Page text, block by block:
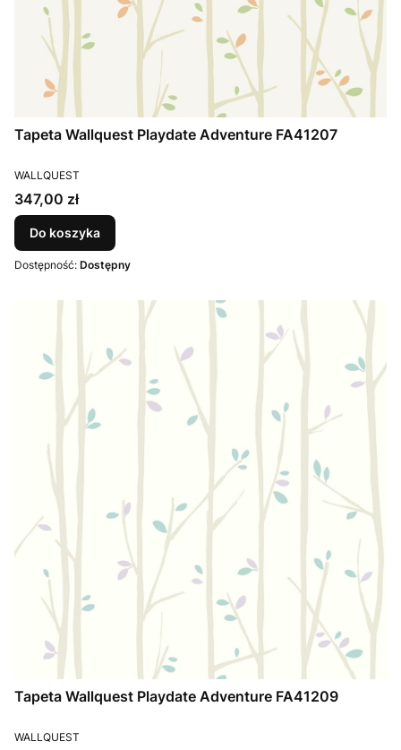
Tapeta Wallquest Playdate Adventure FA41207
PRODUCENT
WALLQUEST
Cena
347,00 zł
Do koszyka
Dostępność: Dostępny
Tapeta Wallquest Playdate Adventure FA41209
PRODUCENT
WALLQUEST